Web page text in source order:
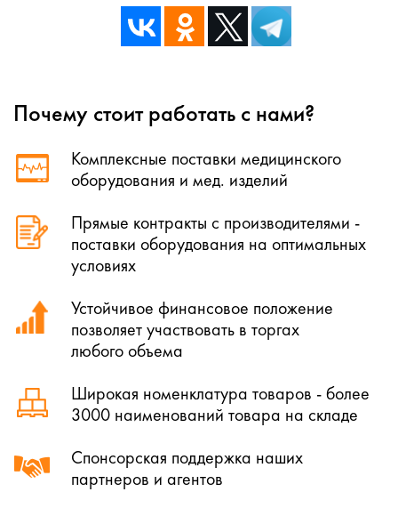
Почему стоит работать с нами?
Комплексные поставки медицинского
оборудования и мед. изделий
Прямые контракты с производителями -
поставки оборудования на оптимальных
условиях
Устойчивое финансовое положение
позволяет участвовать в торгах
любого объема
Широкая номенклатура товаров - более
3000 наименований товара на складе
Спонсорская поддержка наших
партнеров и агентов